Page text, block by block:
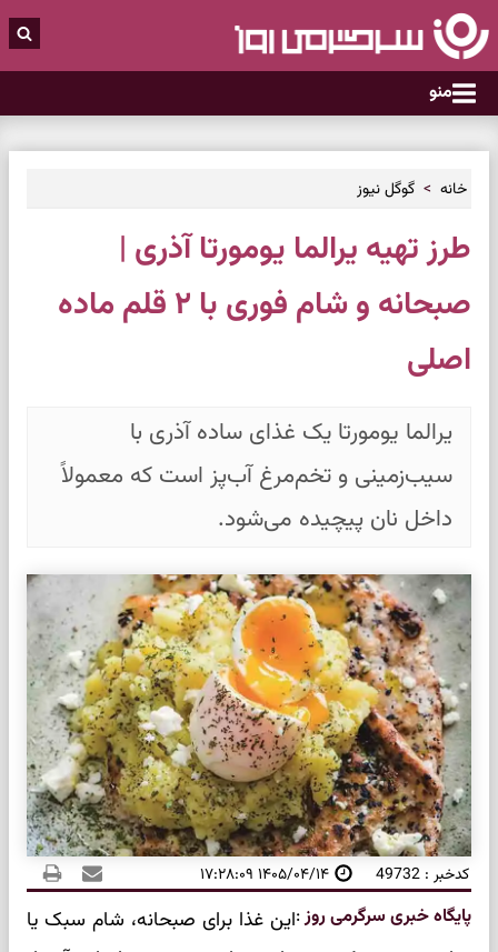
منو
خانه گوگل نیوز
طرز تهیه یرالما یومورتا آذری |
صبحانه و شام فوری با ۲ قلم ماده
اصلی
یرالما یومورتا یک غذای ساده آذری با
سیب‌زمینی و تخم‌مرغ آب‌پز است که معمولاً
داخل نان پیچیده می‌شود.
کدخبر : 49732 ۱۴۰۵/۰۴/۱۴ ۱۷:۲۸:۰۹
پایگاه خبری سرگرمی روز:این غذا برای صبحانه، شام سبک یا